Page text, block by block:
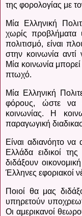
της φορολογίας με
Μία Ελληνική
χωρίς προβλήματα
πολιτισμό, είναι
στην κοινωνία
Μία κοινωνία μπορεί
πτωχό.
Μία Ελληνική
φόρους, ώστε να
κοινωνίας. Η
παραγωγική
Είναι αδιανόητο να
Ελλάδα ειδικοί της
διδάξουν
Έλληνες εφοριακοί
Ποιοί θα μας
υπηρετούν
Οι αμερικανοί